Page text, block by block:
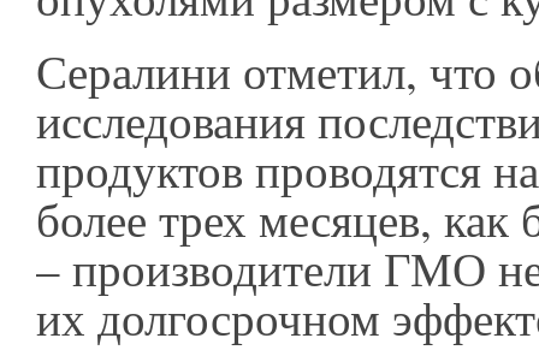
Сералини отметил, что
исследования
продуктов проводятся
более трех месяцев, как
– производители ГМО
их долгосрочном